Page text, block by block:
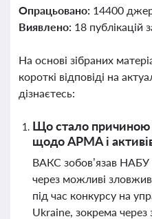
Опрацьовано: 14400
Виявлено: 18 публікацій
На основі зібраних
короткі відповіді на
дізнаєтесь:
Що стало причиною
щодо АРМА і
ВАКС зобов’язав НАБУ
через можливі
під час конкурсу на
Ukraine, зокрема через